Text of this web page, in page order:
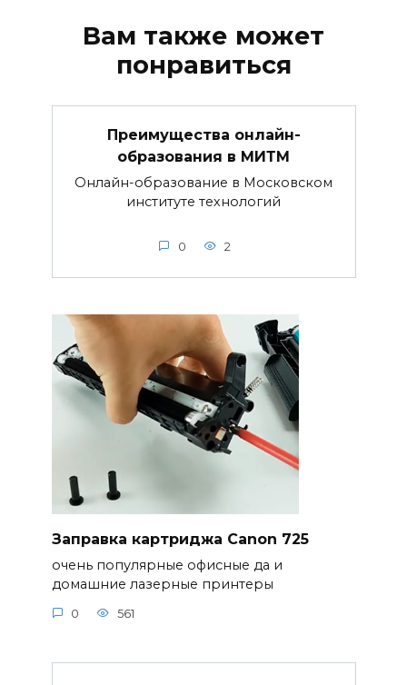
Вам также может
понравиться
Преимущества онлайн-
образования в МИТМ
Онлайн-образование в Московском
институте технологий
0 2
Заправка картриджа Canon 725
очень популярные офисные да и
домашние лазерные принтеры
0 561